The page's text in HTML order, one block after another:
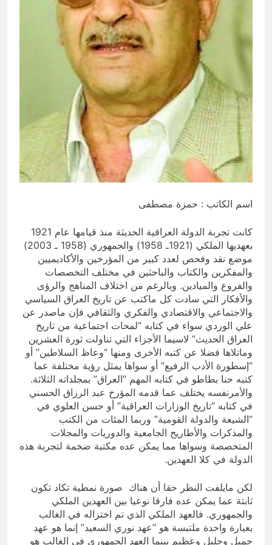
17 ساعة Ago
المنبر بين قدسية الرسالة ومخاطر
التطفل
17 ساعة Ago
اسم الكاتب : حمزة مصطفى
كانت تجربة الدولة العراقية الحديثة منذ قيامها عام 1921
بعهديها الملكي (1921ـ 1958) والجمهوري (1958 ـ 2003)
موضع نقد وفحص لعدد كبير من المؤرخين والأكاديميين
والمفكرين والكتاب والباحثين في مختلف التخصصات
والفروع والميادين. وبالرغم من اختلاف المناهج والرؤى
والأفكار التي سادت كل ماكتب عن تاريخ العراق السياسي
والاجتماعي والاقتصادي والفكري والثقافي فإن ماصدر عن
علي الوردي سواء في كتابه “لمحات اجتماعية من تاريخ
العراق الحديث” لاسيما الأجزاء التي تناولت ثورة العشرين
وماتلاها فضلا عن كتبه الأخرى ومنها “وعاظ السلاطين” أو
“إسطورة الأدب الرفيع” أو سواها يمثل رؤية مختلفة عما
كتبه حنا بطاطو في كتابه المهم “العراق” بمجلداته الثلاثة.
والأمرنفسه يختلف عما قدمه المؤرخ عبد الرزاق الحسني
في كتابه “تاريخ الوزارات العراقية” أو حسن العلوي في
“الشيعة والدولة القومية” وربما المئات من الكتب
والمذكرات والأطاريح الجامعية والدوريات والمجلات
المتخصصة وسواها مما يمكن عده مكتبة ضخمة لتجربة هذه
الدولة في كلا العهدين.
لكن مايلفت النظر حقا أن هناك صورة نمطية تكاد تكون
ثابتة عما يمكن عده فارقا نوعيا بين العهدين الملكي
والجمهوري. فالعهد الملكي الذي تم اختزاله في الغالب
بعبارة واحدة ملتبسة هو “عهد نوري السعيد” إنما هو عهد
جميل وجليل وعظيم بينما العهد الجمهوري في الغالب هو